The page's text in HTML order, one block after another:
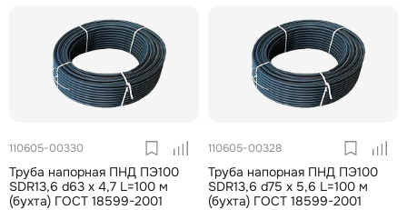
110605-00330
Труба напорная ПНД ПЭ100
SDR13,6 d63 х 4,7 L=100 м
(бухта) ГОСТ 18599-2001
110605-00328
Труба напорная ПНД ПЭ100
SDR13,6 d75 х 5,6 L=100 м
(бухта) ГОСТ 18599-2001